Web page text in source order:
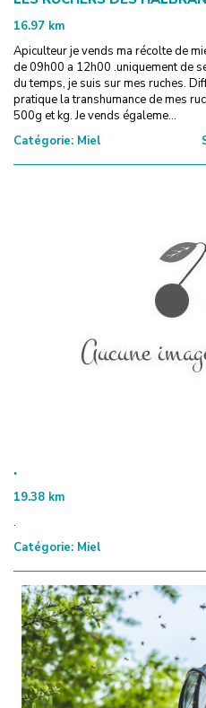
16.97 km
Apiculteur je vends ma récolte de
de 09h00 a 12h00 .uniquement de
du temps, je suis sur mes ruches.
pratique la transhumance de mes
500g et kg. Je vends égaleme...
Catégorie: Miel
.
19.38 km
.
Catégorie: Miel